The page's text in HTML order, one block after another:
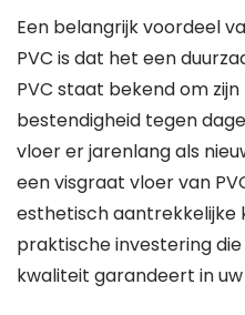
Een belangrijk voordeel
PVC is dat het een
PVC staat bekend om
bestendigheid tegen
vloer er jarenlang als
een visgraat vloer van
esthetisch aantrekkelijke
praktische investering
kwaliteit garandeert in